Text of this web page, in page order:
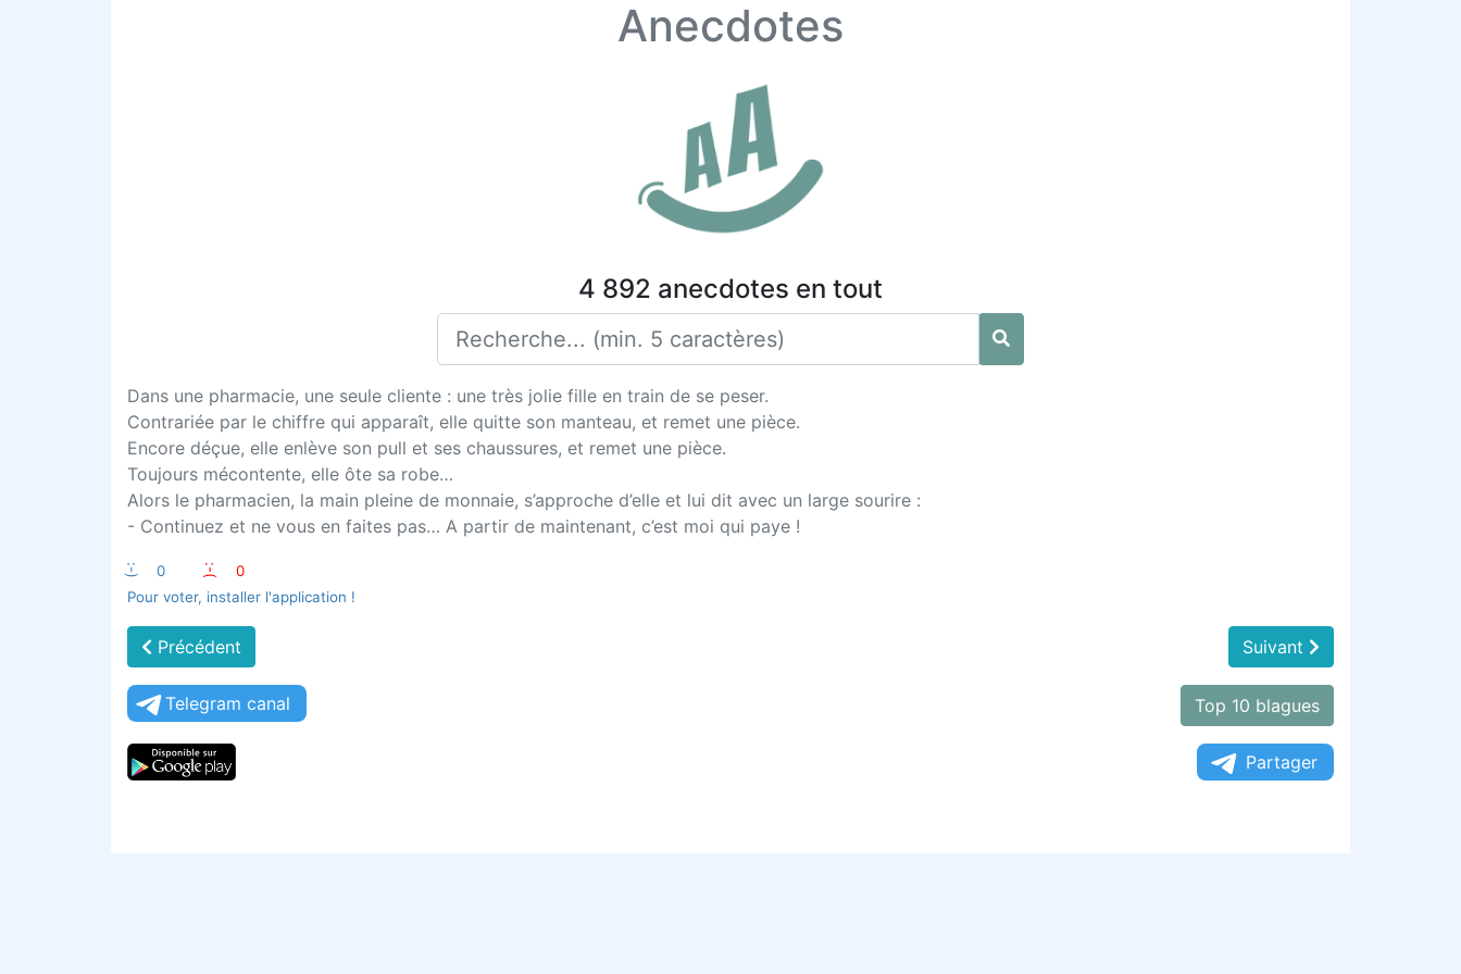
Anecdotes
4 892 anecdotes en tout
Dans une pharmacie, une seule cliente : une très jolie fille en train de se peser.
Contrariée par le chiffre qui apparaît, elle quitte son manteau, et remet une pièce.
Encore déçue, elle enlève son pull et ses chaussures, et remet une pièce.
Toujours mécontente, elle ôte sa robe…
Alors le pharmacien, la main pleine de monnaie, s’approche d’elle et lui dit avec un large sourire :
- Continuez et ne vous en faites pas… A partir de maintenant, c’est moi qui paye !
:-) 0 :-(
0
Pour voter, installer l'application !
Précédent Suivant
Telegram canal Top 10 blagues
Partager